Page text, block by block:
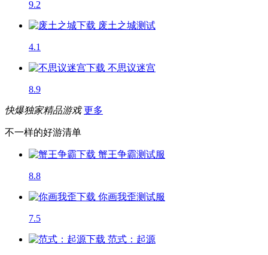
9.2
废土之城测试
4.1
不思议迷宫
8.9
快爆独家精品游戏 更多
不一样的好游清单
蟹王争霸测试服
8.8
你画我歪测试服
7.5
范式：起源